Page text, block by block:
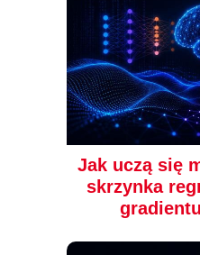
Jak uczą się
skrzynka